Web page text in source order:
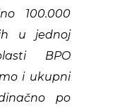
100.000
u jednoj
BPO
i ukupni
po